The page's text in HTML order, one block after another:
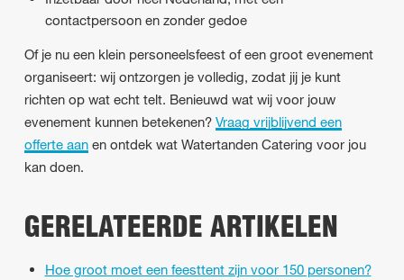
contactpersoon en zonder gedoe
Of je nu een klein personeelsfeest of een groot evenement
organiseert: wij ontzorgen je volledig, zodat jij je kunt
richten op wat echt telt. Benieuwd wat wij voor jouw
evenement kunnen betekenen? Vraag vrijblijvend een
offerte aan en ontdek wat Watertanden Catering voor jou
kan doen.
GERELATEERDE ARTIKELEN
Hoe groot moet een feesttent zijn voor 150 personen?